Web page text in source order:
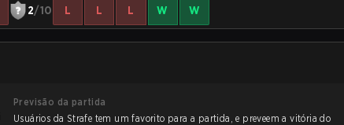
2/10 L L L W W
Previsão da partida
Usuários da Strafe tem um favorito para a partida, e preveem a vitória do